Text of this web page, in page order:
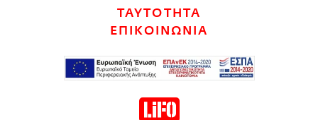
ΤΑΥΤΟΤΗΤΑ
ΕΠΙΚΟΙΝΩΝΙΑ